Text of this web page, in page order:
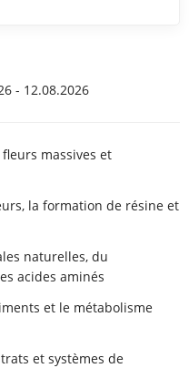
- 12.08.2026
massives et
la formation de résine et
naturelles, du
acides aminés
et le métabolisme
et systèmes de